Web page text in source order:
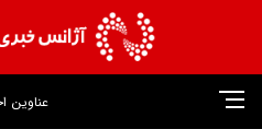
عناوین